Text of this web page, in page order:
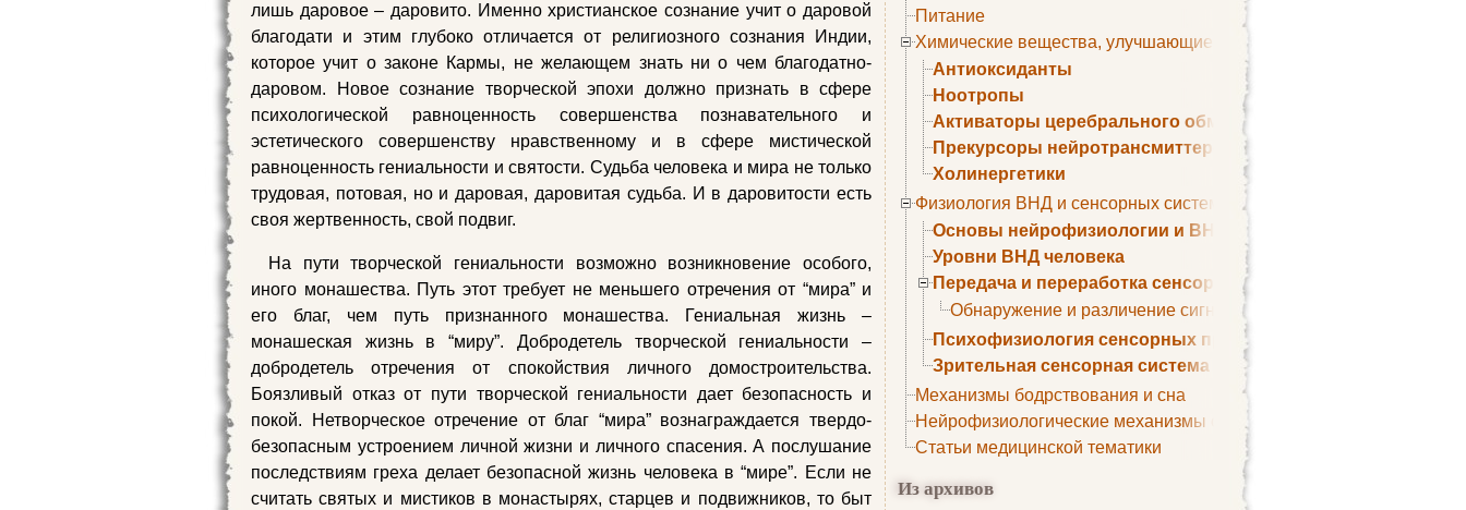
Питание
Химические вещества, улучшающие умственные способности
Антиоксиданты
Ноотропы
Активаторы церебрального обмена веществ
Прекурсоры нейротрансмиттеров
Холинергетики
Физиология ВНД и сенсорных систем
Основы нейрофизиологии и ВНД
Уровни ВНД человека
Передача и переработка сенсорных сигналов
Обнаружение и различение сигналов. Сенсорная рецепция
Психофизиология сенсорных процессов
Зрительная сенсорная система
Механизмы бодрствования и сна
Нейрофизиологические механизмы сна
Статьи медицинской тематики
Из архивов
лишь даровое – даровито. Именно христианское сознание учит о даровой
благодати и этим глубоко отличается от религиозного сознания Индии,
которое учит о законе Кармы, не желающем знать ни о чем благодатно-
даровом. Новое сознание творческой эпохи должно признать в сфере
психологической равноценность совершенства познавательного и
эстетического совершенству нравственному и в сфере мистической
равноценность гениальности и святости. Судьба человека и мира не только
трудовая, потовая, но и даровая, даровитая судьба. И в даровитости есть
своя жертвенность, свой подвиг.
На пути творческой гениальности возможно возникновение особого,
иного монашества. Путь этот требует не меньшего отречения от “мира” и
его благ, чем путь признанного монашества. Гениальная жизнь –
монашеская жизнь в “миру”. Добродетель творческой гениальности –
добродетель отречения от спокойствия личного домостроительства.
Боязливый отказ от пути творческой гениальности дает безопасность и
покой. Нетворческое отречение от благ “мира” вознаграждается твердо-
безопасным устроением личной жизни и личного спасения. А послушание
последствиям греха делает безопасной жизнь человека в “мире”. Если не
считать святых и мистиков в монастырях, старцев и подвижников, то быт